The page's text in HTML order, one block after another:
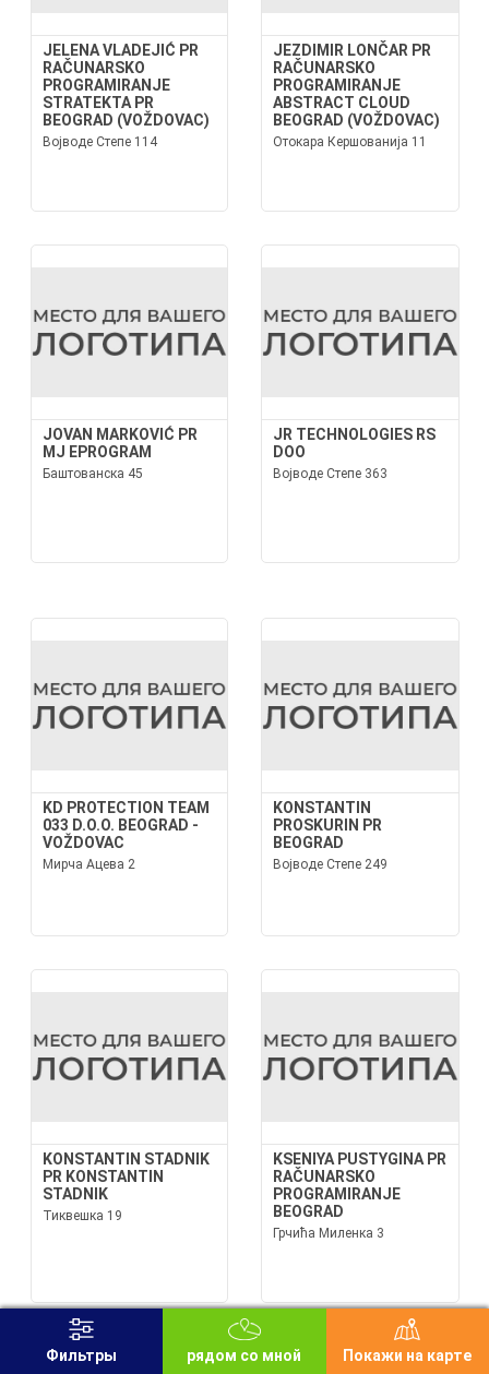
JELENA VLADEJIĆ PR
RAČUNARSKO
PROGRAMIRANJE
STRATEKTA PR
BEOGRAD (VOŽDOVAC)
Војводе Степе 114
JEZDIMIR LONČAR PR
RAČUNARSKO
PROGRAMIRANJE
ABSTRACT CLOUD
BEOGRAD (VOŽDOVAC)
Отокара Кершованија 11
JOVAN MARKOVIĆ PR
MJ EPROGRAM
Баштованска 45
JR TECHNOLOGIES RS
DOO
Војводе Степе 363
KD PROTECTION TEAM
033 D.O.O. BEOGRAD -
VOŽDOVAC
Мирча Ацева 2
KONSTANTIN
PROSKURIN PR
BEOGRAD
Војводе Степе 249
KONSTANTIN STADNIK
PR KONSTANTIN
STADNIK
Тиквешка 19
KSENIYA PUSTYGINA PR
RAČUNARSKO
PROGRAMIRANJE
BEOGRAD
Грчића Миленка 3
Фильтры рядом со мной Покажи на карте